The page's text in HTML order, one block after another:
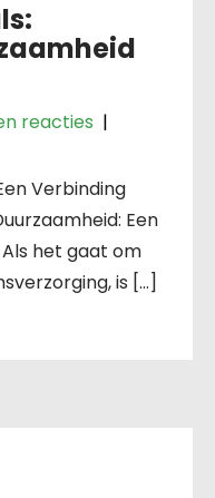
reacties |
Verbinding
Een
het gaat om
is […]